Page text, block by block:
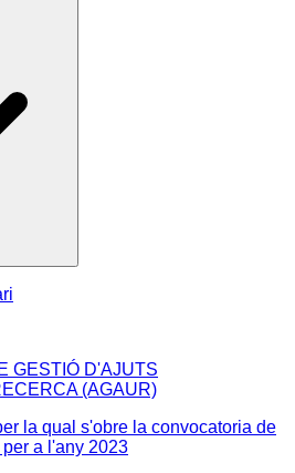
GESTIÓ D'AJUTS
(AGAUR)
la qual s'obre la convocatoria de
a l'any 2023